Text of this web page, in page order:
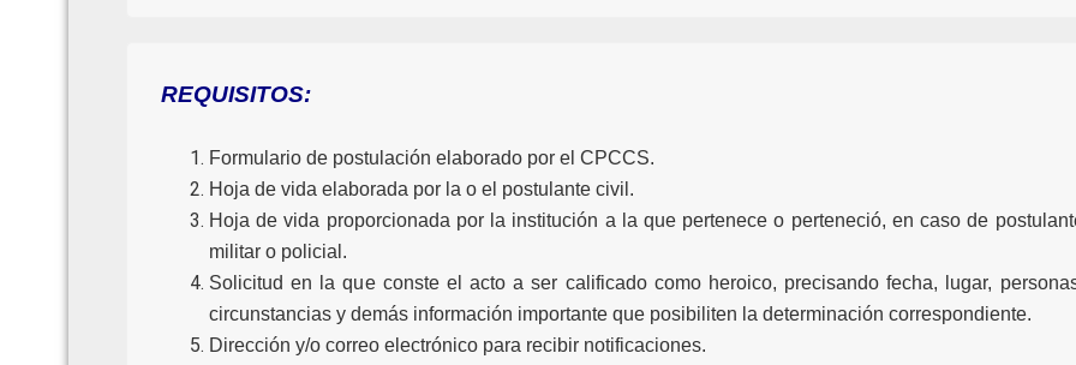
REQUISITOS:
Formulario de postulación elaborado por el CPCCS.
Hoja de vida elaborada por la o el postulante civil.
Hoja de vida proporcionada por la institución a la que pertenece o perteneció, en caso de
militar o policial.
Solicitud en la que conste el acto a ser calificado como heroico, precisando fecha, lugar,
circunstancias y demás información importante que posibiliten la determinación correspondiente.
Dirección y/o correo electrónico para recibir notificaciones.